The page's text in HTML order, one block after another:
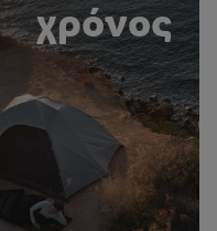
χρόνος